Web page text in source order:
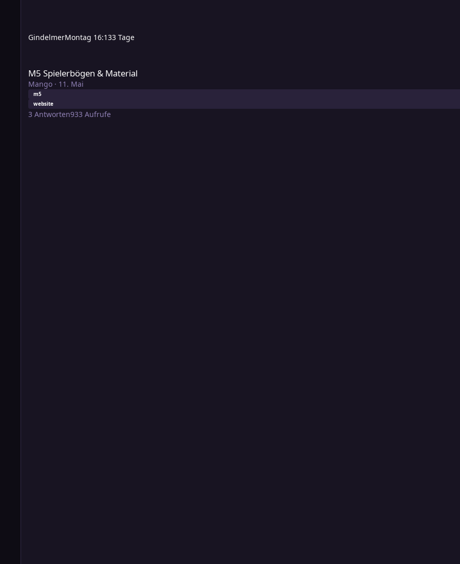
GindelmerMontag 16:133 Tage
M5 Spielerbögen & Material
Mango · 11. Mai
m5
website
3 Antworten933 Aufrufe